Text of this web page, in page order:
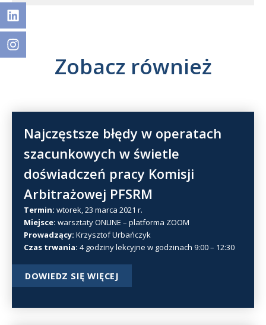
Zobacz również
Najczęstsze błędy w operatach
szacunkowych w świetle
doświadczeń pracy Komisji
Arbitrażowej PFSRM
Termin: wtorek, 23 marca 2021 r.
Miejsce: warsztaty ONLINE – platforma ZOOM
Prowadzący: Krzysztof Urbańczyk
Czas trwania: 4 godziny lekcyjne w godzinach 9:00 – 12:30
DOWIEDZ SIĘ WIĘCEJ